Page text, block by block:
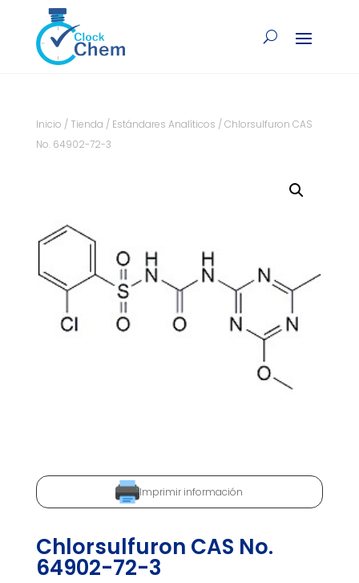
Inicio / Tienda / Estándares Analíticos / Chlorsulfuron CAS
No. 64902-72-3
Imprimir información
Chlorsulfuron CAS No.
64902-72-3